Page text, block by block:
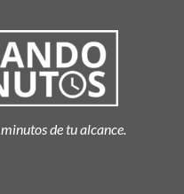
de tu alcance.